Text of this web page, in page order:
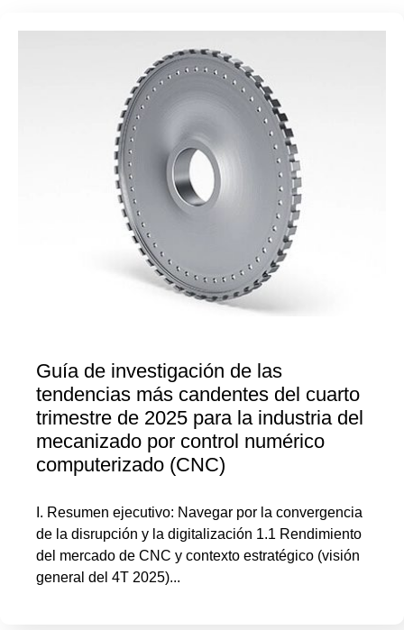
Guía de investigación de las
tendencias más candentes del cuarto
trimestre de 2025 para la industria del
mecanizado por control numérico
computerizado (CNC)
I. Resumen ejecutivo: Navegar por la convergencia
de la disrupción y la digitalización 1.1 Rendimiento
del mercado de CNC y contexto estratégico (visión
general del 4T 2025)...